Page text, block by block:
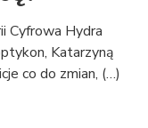
Cyfrowa Hydra
Katarzyną
co do zmian, (…)